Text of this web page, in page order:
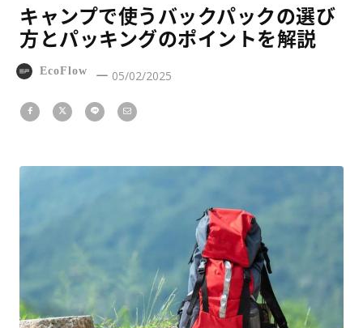
キャンプで使うバックパックの選び
方とパッキングのポイントを解説
EcoFlow 05/02/2025